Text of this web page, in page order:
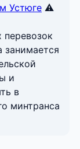
Устюге ⚠️
занимается
и
в
минтранса